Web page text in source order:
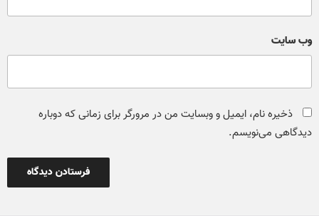
وب‌ سایت
ذخیره نام، ایمیل و وبسایت من در مرورگر برای زمانی که دوباره
دیدگاهی می‌نویسم.